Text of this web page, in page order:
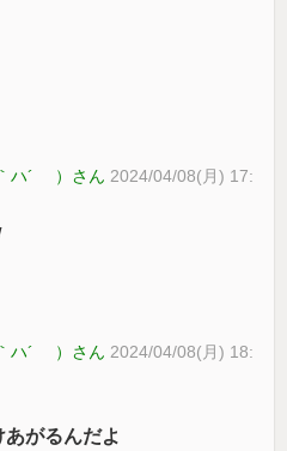
ハ´ ）さん 2024/04/08(月) 17:
ハ´ ）さん 2024/04/08(月) 18:
がるんだよ